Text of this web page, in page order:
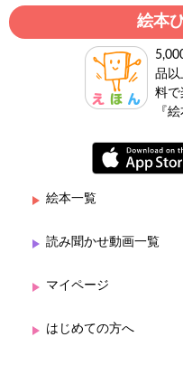
絵本
品以
料で
『
絵本一覧
読み聞かせ動画一覧
マイページ
はじめての方へ